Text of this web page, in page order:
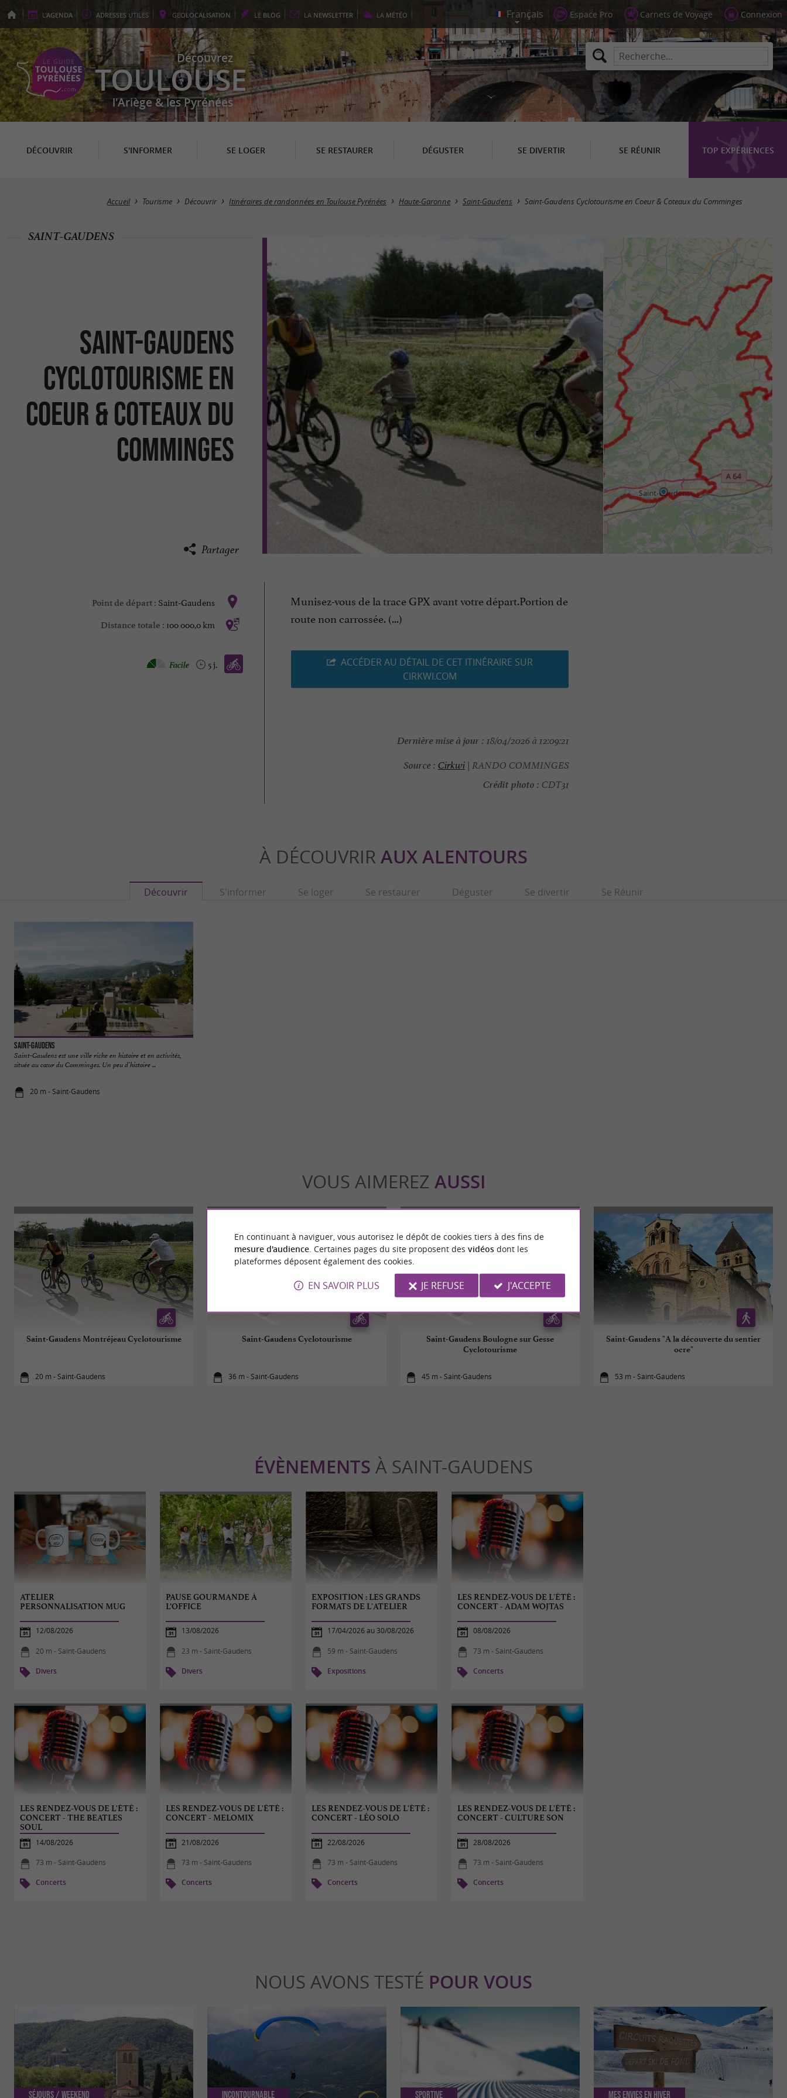
L'AGENDA ADRESSES UTILES GEOLOCALISATION LE BLOG LA NEWSLETTER LA MÉTÉO Espace Pro Carnets de Voyage Connexion
Découvrez
TOULOUSE
l'Ariège & les Pyrénées
DÉCOUVRIR S'INFORMER SE LOGER SE RESTAURER DÉGUSTER SE DIVERTIR SE RÉUNIR TOP EXPÉRIENCES
Accueil Tourisme Découvrir Itinéraires de randonnées en Toulouse Pyrénées Haute-Garonne Saint-Gaudens Saint-Gaudens Cyclotourisme en Coeur & Coteaux du Comminges
Saint-Gaudens
Cyclotourisme en
Coeur & Coteaux du
Comminges
SAINT-GAUDENS
Partager
Point de départ : Saint-Gaudens
Distance totale : 100 000,0 km
Vélo / route :
5 j.
Facile
Munisez-vous de la trace GPX avant votre départ.Portion de
route non carrossée. (...)
ACCÉDER AU DÉTAIL DE CET ITINÉRAIRE SUR
CIRKWI.COM
Dernière mise à jour : 18/04/2026 à 12:09:21
Source : Cirkwi| RANDO COMMINGES
Crédit photo : CDT31
À DÉCOUVRIR AUX ALENTOURS
Découvrir S'informer Se loger Se restaurer Déguster Se divertir Se Réunir
Saint-Gaudens
Saint-Gaudens est une ville riche en histoire et en activités,
située au cœur du Comminges. Un peu d’histoire ...
20 m - Saint-Gaudens
VOUS AIMEREZ AUSSI
Saint-Gaudens Montréjeau Cyclotourisme
20 m - Saint-Gaudens
Saint-Gaudens Cyclotourisme
36 m - Saint-Gaudens
Saint-Gaudens Boulogne sur Gesse
Cyclotourisme
45 m - Saint-Gaudens
Saint-Gaudens "A la découverte du sentier
ocre"
53 m - Saint-Gaudens
ÉVÈNEMENTS À SAINT-GAUDENS
ATELIER
PERSONNALISATION MUG
12/08/2026
20 m - Saint-Gaudens
Divers
PAUSE GOURMANDE À
L’OFFICE
13/08/2026
23 m - Saint-Gaudens
Divers
EXPOSITION : LES GRANDS
FORMATS DE L'ATELIER
17/04/2026 au 30/08/2026
59 m - Saint-Gaudens
Expositions
LES RENDEZ-VOUS DE L'ÉTÉ :
CONCERT - ADAM WOJTAS
08/08/2026
73 m - Saint-Gaudens
Concerts
LES RENDEZ-VOUS DE L'ÉTÉ :
CONCERT - THE BEATLES
SOUL
14/08/2026
73 m - Saint-Gaudens
Concerts
LES RENDEZ-VOUS DE L'ÉTÉ :
CONCERT - MELOMIX
21/08/2026
73 m - Saint-Gaudens
Concerts
LES RENDEZ-VOUS DE L'ÉTÉ :
CONCERT - LÉO SOLO
22/08/2026
73 m - Saint-Gaudens
Concerts
LES RENDEZ-VOUS DE L'ÉTÉ :
CONCERT - CULTURE SON
28/08/2026
73 m - Saint-Gaudens
Concerts
NOUS AVONS TESTÉ POUR VOUS
Séjours / Weekend Incontournable Sportive Mes envies en hiver
En continuant à naviguer, vous autorisez le dépôt de cookies tiers à des fins de
mesure d'audience. Certaines pages du site proposent des vidéosdont les
plateformes déposent également des cookies.
EN SAVOIR PLUS JE REFUSE J'ACCEPTE